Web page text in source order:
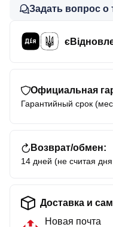
Задать вопрос о
Официальная
Гарантийный срок
Возврат/обмен:
14 дней (не считая
Доставка и
Новая почта